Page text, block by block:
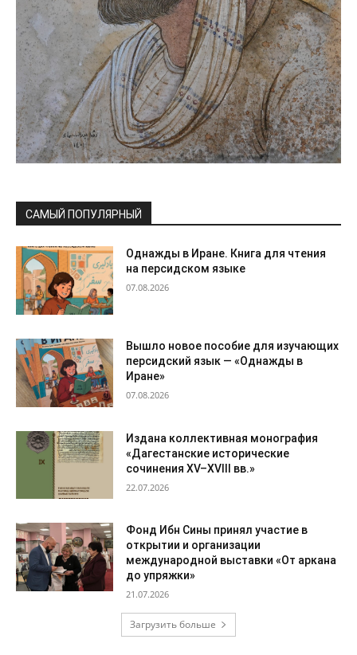
САМЫЙ ПОПУЛЯРНЫЙ
Однажды в Иране. Книга для чтения
на персидском языке
07.08.2026
Вышло новое пособие для изучающих
персидский язык — «Однажды в
Иране»
07.08.2026
Издана коллективная монография
«Дагестанские исторические
сочинения XV–XVIII вв.»
22.07.2026
Фонд Ибн Сины принял участие в
открытии и организации
международной выставки «От аркана
до упряжки»
21.07.2026
Загрузить больше